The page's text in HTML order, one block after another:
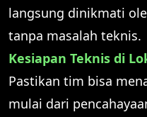
langsung dinikmati
tanpa masalah teknis.
Kesiapan Teknis di
Pastikan tim bisa
mulai dari